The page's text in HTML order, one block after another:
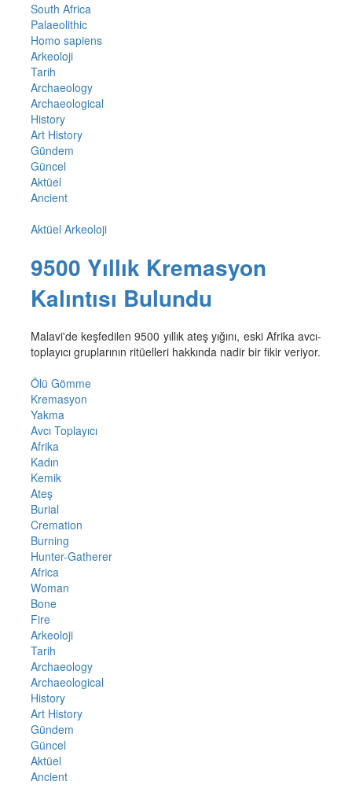
South Africa
Palaeolithic
Homo sapiens
Arkeoloji
Tarih
Archaeology
Archaeological
History
Art History
Gündem
Güncel
Aktüel
Ancient
Aktüel Arkeoloji
9500 Yıllık Kremasyon
Kalıntısı Bulundu
Malavi'de keşfedilen 9500 yıllık ateş yığını, eski Afrika avcı-
toplayıcı gruplarının ritüelleri hakkında nadir bir fikir veriyor.
Ölü Gömme
Kremasyon
Yakma
Avcı Toplayıcı
Afrika
Kadın
Kemik
Ateş
Burial
Cremation
Burning
Hunter-Gatherer
Africa
Woman
Bone
Fire
Arkeoloji
Tarih
Archaeology
Archaeological
History
Art History
Gündem
Güncel
Aktüel
Ancient